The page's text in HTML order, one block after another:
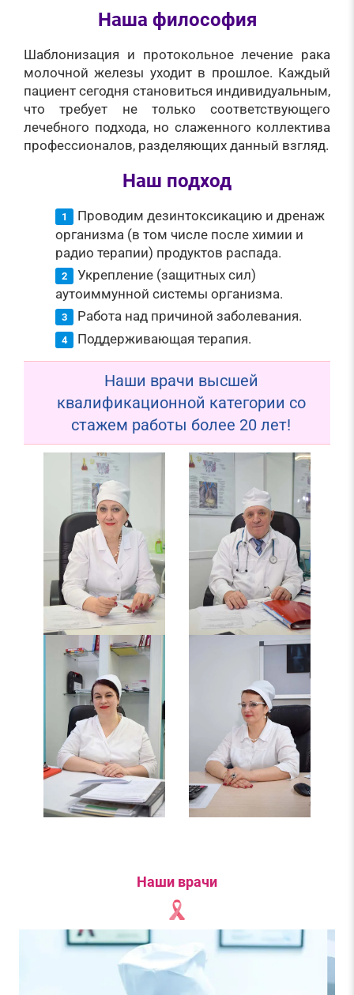
Наша философия
Шаблонизация и протокольное лечение рака
молочной железы уходит в прошлое. Каждый
пациент сегодня становиться индивидуальным,
что требует не только соответствующего
лечебного подхода, но слаженного коллектива
профессионалов, разделяющих данный взгляд.
Наш подход
Проводим дезинтоксикацию и дренаж
организма (в том числе после химии и
радио терапии) продуктов распада.
Укрепление (защитных сил)
аутоиммунной системы организма.
Работа над причиной заболевания.
Поддерживающая терапия.
Наши врачи высшей
квалификационной категории со
стажем работы более 20 лет!
Наши врачи